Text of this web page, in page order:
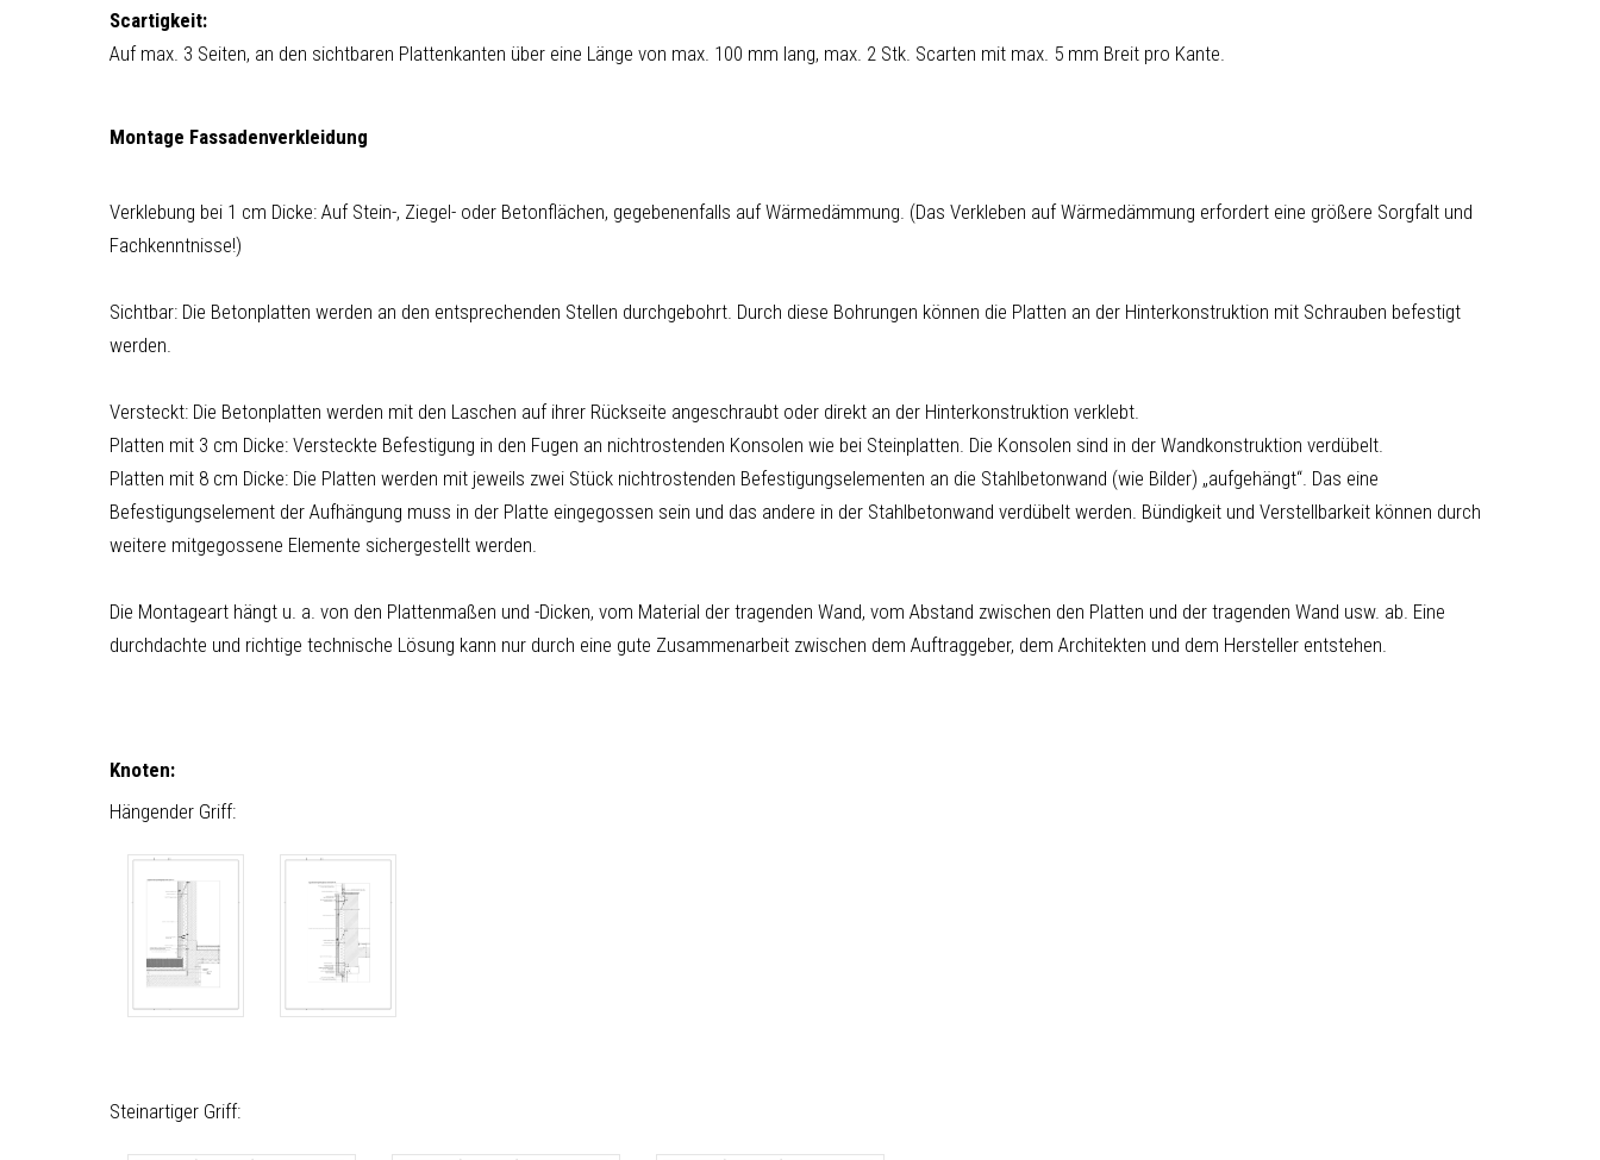
Scartigkeit:
Auf max. 3 Seiten, an den sichtbaren Plattenkanten über eine Länge von max. 100 mm lang, max. 2 Stk. Scarten mit max. 5 mm Breit pro Kante.
Montage Fassadenverkleidung
Verklebung bei 1 cm Dicke: Auf Stein-, Ziegel- oder Betonflächen, gegebenenfalls auf Wärmedämmung. (Das Verkleben auf Wärmedämmung erfordert eine größere Sorgfalt und
Fachkenntnisse!)
Sichtbar: Die Betonplatten werden an den entsprechenden Stellen durchgebohrt. Durch diese Bohrungen können die Platten an der Hinterkonstruktion mit Schrauben befestigt
werden.
Versteckt: Die Betonplatten werden mit den Laschen auf ihrer Rückseite angeschraubt oder direkt an der Hinterkonstruktion verklebt.
Platten mit 3 cm Dicke: Versteckte Befestigung in den Fugen an nichtrostenden Konsolen wie bei Steinplatten. Die Konsolen sind in der Wandkonstruktion verdübelt.
Platten mit 8 cm Dicke: Die Platten werden mit jeweils zwei Stück nichtrostenden Befestigungselementen an die Stahlbetonwand (wie Bilder) „aufgehängt“. Das eine
Befestigungselement der Aufhängung muss in der Platte eingegossen sein und das andere in der Stahlbetonwand verdübelt werden. Bündigkeit und Verstellbarkeit können durch
weitere mitgegossene Elemente sichergestellt werden.
Die Montageart hängt u. a. von den Plattenmaßen und -Dicken, vom Material der tragenden Wand, vom Abstand zwischen den Platten und der tragenden Wand usw. ab. Eine
durchdachte und richtige technische Lösung kann nur durch eine gute Zusammenarbeit zwischen dem Auftraggeber, dem Architekten und dem Hersteller entstehen.
Knoten:
Hängender Griff:
Steinartiger Griff: